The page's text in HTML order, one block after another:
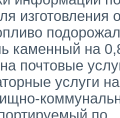
изготовления
каменный на
почтовые
услуги